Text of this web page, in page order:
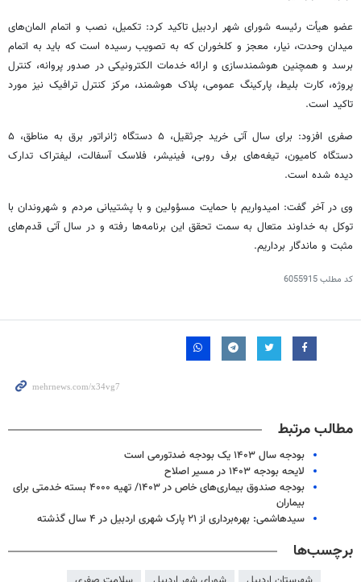
عضو هیأت رئیسه شورای شهر اردبیل تاکید کرد: تکمیل، نصب و اتمام المان‌های
میدان وحدت، نیار، معجز و کلخوران که به تصویب رسیده است که باید به اتمام
برسد و همچنین هوشمندسازی و ارائه خدمات الکترونیکی در صدور پروانه، کنترل
پروژه، کارت بلیط، پارکینگ عمومی، پلاک هوشمند، مرکز کنترل ترافیک نیز مورد
تاکید است.
صفری افزود: برای سال آتی خرید جرثقیل، ۵ دستگاه ژانراتور برق به مناطق، ۵
دستگاه کامیون، تیغه‌های برف روبی، فینیشر، فلاسک آسفالت، لیفتراک تدارک
دیده شده است.
وی در آخر گفت: امیدواریم با حمایت مسؤولین و با پشتیبانی مردم و شهروندان با
توکل به خداوند متعال به سمت تحقق این برنامه‌ها رفته و در سال آتی قدم‌های
مثبت و ماندگار برداریم.
کد مطلب6055915
مطالب مرتبط
بودجه سال ۱۴۰۳ یک بودجه ضدتورمی است
لایحه بودجه ۱۴۰۳ در مسیر اصلاح
بودجه صندوق بیماری‌های خاص در ۱۴۰۳/ تهیه ۴۰۰۰ بسته خدمتی برای
بیماران
سیدهاشمی: بهره‌برداری از ۲۱ پارک شهری اردبیل در ۴ سال گذشته
برچسب‌ها